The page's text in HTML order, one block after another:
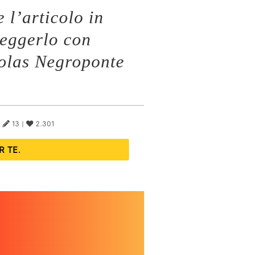
l’articolo in
con
Negroponte
13 | 2.301
TE.